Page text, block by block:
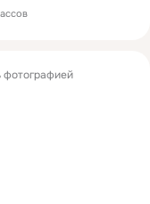
фотографией